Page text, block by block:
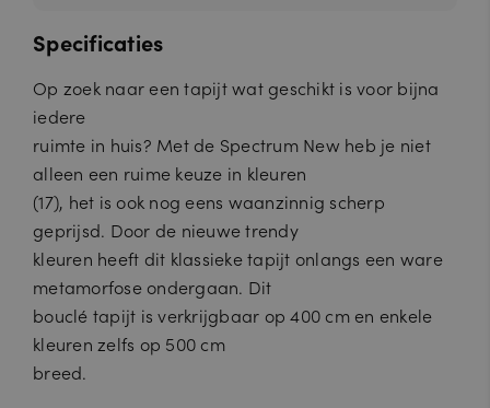
Specificaties
Op zoek naar een tapijt wat geschikt is voor bijna
iedere
ruimte in huis? Met de Spectrum New heb je niet
alleen een ruime keuze in kleuren
(17), het is ook nog eens waanzinnig scherp
geprijsd. Door de nieuwe trendy
kleuren heeft dit klassieke tapijt onlangs een ware
metamorfose ondergaan. Dit
bouclé tapijt is verkrijgbaar op 400 cm en enkele
kleuren zelfs op 500 cm
breed.